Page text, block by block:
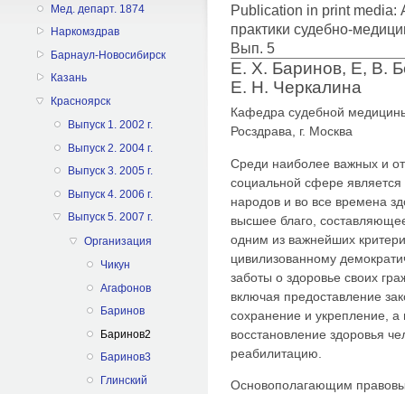
Мед. департ. 1874
Наркомздрав
Барнаул-Новосибирск
Казань
Красноярск
Выпуск 1. 2002 г.
Выпуск 2. 2004 г.
Выпуск 3. 2005 г.
Выпуск 4. 2006 г.
Выпуск 5. 2007 г.
Организация
Чикун
Агафонов
Баринов
Баринов2
Баринов3
Глинский
Publication in print media:
практики судебно-
Вып. 5
Е. X. Баринов, Е, В.
Е. Н. Черкалина
Кафедра судебной
Росздрава, г. Москва
Среди наиболее важных и
социальной сфере является
народов и во все времена
высшее благо,
одним из важнейших
цивилизованному
заботы о здоровье своих
включая предоставление
сохранение и укрепление,
восстановление здоровья
реабилитацию.
Основополагающим